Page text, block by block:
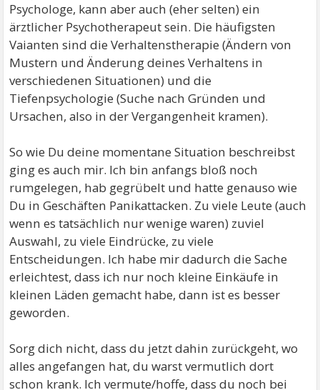
Psychologe, kann aber auch (eher selten) ein
ärztlicher Psychotherapeut sein. Die häufigsten
Vaianten sind die Verhaltenstherapie (Ändern von
Mustern und Änderung deines Verhaltens in
verschiedenen Situationen) und die
Tiefenpsychologie (Suche nach Gründen und
Ursachen, also in der Vergangenheit kramen).
So wie Du deine momentane Situation beschreibst
ging es auch mir. Ich bin anfangs bloß noch
rumgelegen, hab gegrübelt und hatte genauso wie
Du in Geschäften Panikattacken. Zu viele Leute (auch
wenn es tatsächlich nur wenige waren) zuviel
Auswahl, zu viele Eindrücke, zu viele
Entscheidungen. Ich habe mir dadurch die Sache
erleichtest, dass ich nur noch kleine Einkäufe in
kleinen Läden gemacht habe, dann ist es besser
geworden.
Sorg dich nicht, dass du jetzt dahin zurückgeht, wo
alles angefangen hat, du warst vermutlich dort
schon krank. Ich vermute/hoffe, dass du noch bei